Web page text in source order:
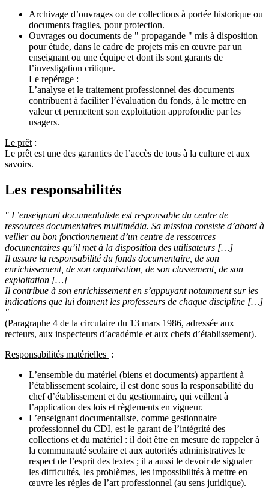
Archivage d’ouvrages ou de collections à portée historique ou
documents fragiles, pour protection.
Ouvrages ou documents de " propagande " mis à disposition
pour étude, dans le cadre de projets mis en œuvre par un
enseignant ou une équipe et dont ils sont garants de
l’investigation critique.
Le repérage :
L’analyse et le traitement professionnel des documents
contribuent à faciliter l’évaluation du fonds, à le mettre en
valeur et permettent son exploitation approfondie par les
usagers.
Le prêt :
Le prêt est une des garanties de l’accès de tous à la culture et aux
savoirs.
Les responsabilités
" L’enseignant documentaliste est responsable du centre de
ressources documentaires multimédia. Sa mission consiste d’abord à
veiller au bon fonctionnement d’un centre de ressources
documentaires qu’il met à la disposition des utilisateurs […]
Il assure la responsabilité du fonds documentaire, de son
enrichissement, de son organisation, de son classement, de son
exploitation […]
Il contribue à son enrichissement en s’appuyant notamment sur les
indications que lui donnent les professeurs de chaque discipline […]
"
(Paragraphe 4 de la circulaire du 13 mars 1986, adressée aux
recteurs, aux inspecteurs d’académie et aux chefs d’établissement).
Responsabilités matérielles :
L’ensemble du matériel (biens et documents) appartient à
l’établissement scolaire, il est donc sous la responsabilité du
chef d’établissement et du gestionnaire, qui veillent à
l’application des lois et règlements en vigueur.
L’enseignant documentaliste, comme gestionnaire
professionnel du CDI, est le garant de l’intégrité des
collections et du matériel : il doit être en mesure de rappeler à
la communauté scolaire et aux autorités administratives le
respect de l’esprit des textes ; il a aussi le devoir de signaler
les difficultés, les problèmes, les impossibilités à mettre en
œuvre les règles de l’art professionnel (au sens juridique).